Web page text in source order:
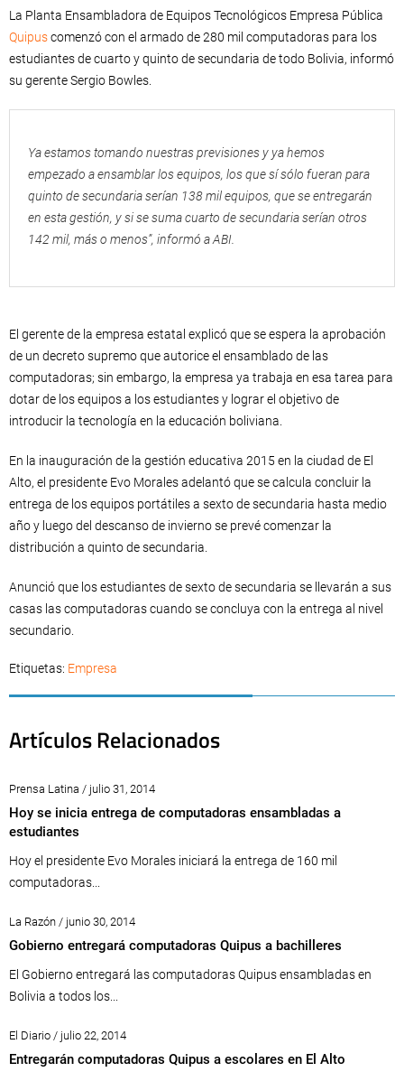
La Planta Ensambladora de Equipos Tecnológicos Empresa Pública
Quipuscomenzó con el armado de 280 mil computadoras para los
estudiantes de cuarto y quinto de secundaria de todo Bolivia, informó
su gerente Sergio Bowles.
Ya estamos tomando nuestras previsiones y ya hemos
empezado a ensamblar los equipos, los que sí sólo fueran para
quinto de secundaria serían 138 mil equipos, que se entregarán
en esta gestión, y si se suma cuarto de secundaria serían otros
142 mil, más o menos”, informó a ABI.
El gerente de la empresa estatal explicó que se espera la aprobación
de un decreto supremo que autorice el ensamblado de las
computadoras; sin embargo, la empresa ya trabaja en esa tarea para
dotar de los equipos a los estudiantes y lograr el objetivo de
introducir la tecnología en la educación boliviana.
En la inauguración de la gestión educativa 2015 en la ciudad de El
Alto, el presidente Evo Morales adelantó que se calcula concluir la
entrega de los equipos portátiles a sexto de secundaria hasta medio
año y luego del descanso de invierno se prevé comenzar la
distribución a quinto de secundaria.
Anunció que los estudiantes de sexto de secundaria se llevarán a sus
casas las computadoras cuando se concluya con la entrega al nivel
secundario.
Etiquetas: Empresa
Artículos Relacionados
Prensa Latina / julio 31, 2014
Hoy se inicia entrega de computadoras ensambladas a
estudiantes
Hoy el presidente Evo Morales iniciará la entrega de 160 mil
computadoras...
La Razón / junio 30, 2014
Gobierno entregará computadoras Quipus a bachilleres
El Gobierno entregará las computadoras Quipus ensambladas en
Bolivia a todos los...
El Diario / julio 22, 2014
Entregarán computadoras Quipus a escolares en El Alto